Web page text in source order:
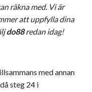
räkna med. Vi är
att uppfylla dina
do88redan idag!
med annan
steg 24 i